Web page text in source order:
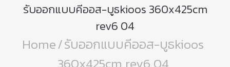
รับออกแบบคีออส-บูธkioos 360x425cm
rev6 04
Home/รับออกแบบคีออส-บูธkioos